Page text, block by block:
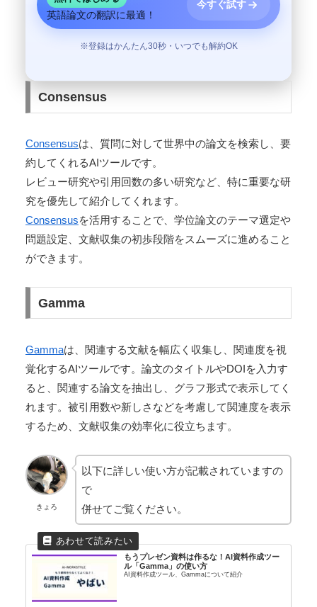
英語論文の翻訳に最適！
今すぐ試す
※登録はかんたん30秒・いつでも解約OK
Consensus
Consensusは、質問に対して世界中の論文を検索し、要
約してくれるAIツールです。
レビュー研究や引用回数の多い研究など、特に重要な研
究を優先して紹介してくれます。
Consensusを活用することで、学位論文のテーマ選定や
問題設定、文献収集の初歩段階をスムーズに進めること
ができます。
Gamma
Gammaは、関連する文献を幅広く収集し、関連度を視
覚化するAIツールです。論文のタイトルやDOIを入力す
ると、関連する論文を抽出し、グラフ形式で表示してく
れます。被引用数や新しさなどを考慮して関連度を表示
するため、文献収集の効率化に役立ちます。
きょろ
以下に詳しい使い方が記載されていますの
で
併せてご覧ください。
もうプレゼン資料は作るな！AI資料作成ツー
ル「Gamma」の使い方
AI資料作成ツール、Gammaについて紹介